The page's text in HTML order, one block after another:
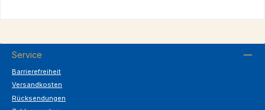
Service
Barrierefreiheit
Versandkosten
Rücksendungen